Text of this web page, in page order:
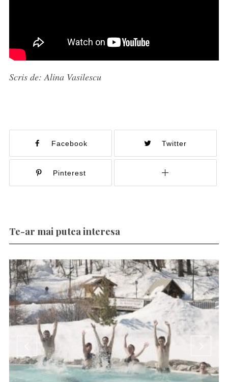
Scris de: Alina Vasilescu
Facebook Twitter
Pinterest
Te-ar mai putea interesa